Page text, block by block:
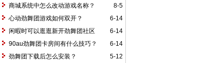
8-5
商城系统中怎么改动游戏名称？
6-14
心动劲舞团游戏如何双开？
6-14
闲暇时可以逛逛新开劲舞团社区
6-14
90au劲舞团卡房间有什么技巧？
5-12
劲舞团下载后怎么安装？